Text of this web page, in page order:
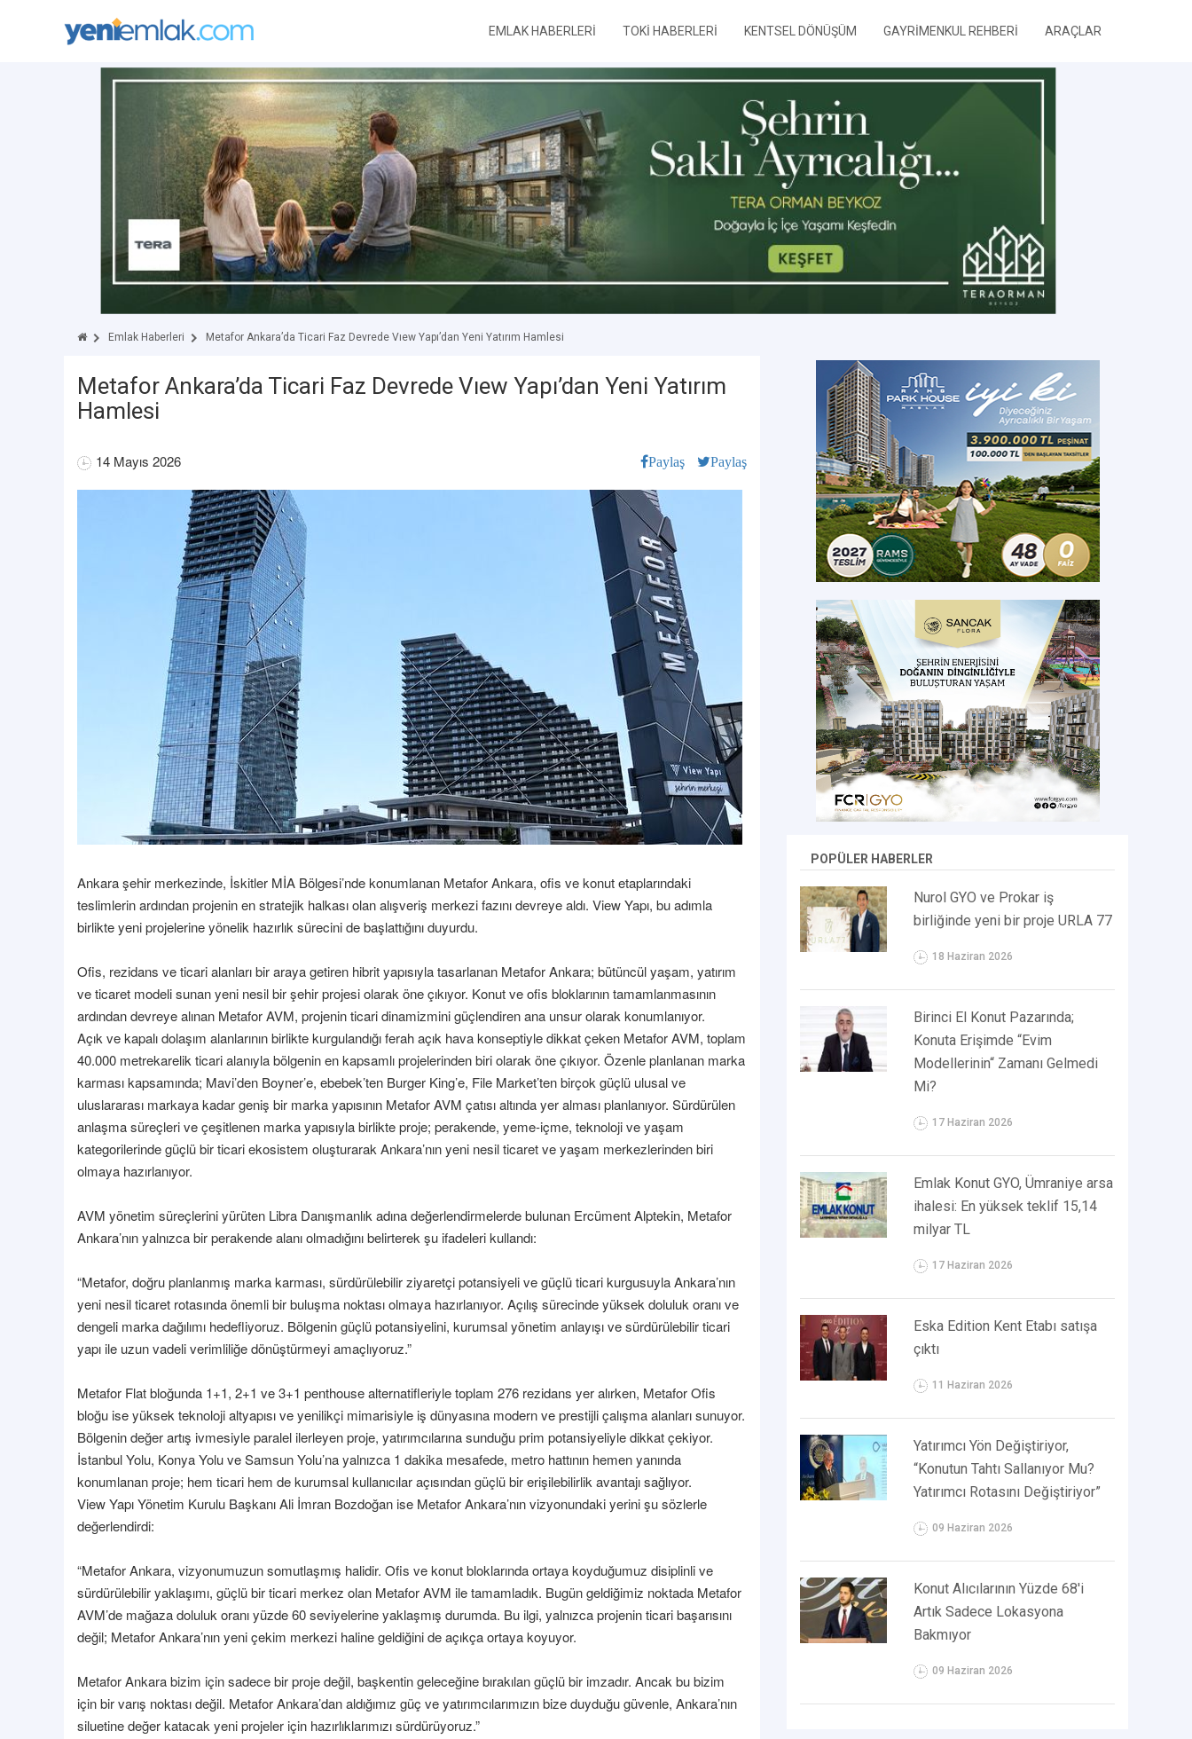
EMLAK HABERLERİ TOKİ HABERLERİ KENTSEL DÖNÜŞÜM GAYRİMENKUL REHBERİ ARAÇLAR
Emlak Haberleri Metafor Ankara’da Ticari Faz Devrede Vıew Yapı’dan Yeni Yatırım Hamlesi
Metafor Ankara’da Ticari Faz Devrede Vıew Yapı’dan Yeni Yatırım
Hamlesi
14 Mayıs 2026 Paylaş Paylaş
Ankara şehir merkezinde, İskitler MİA Bölgesi’nde konumlanan Metafor Ankara, ofis ve konut etaplarındaki
teslimlerin ardından projenin en stratejik halkası olan alışveriş merkezi fazını devreye aldı. View Yapı, bu adımla
birlikte yeni projelerine yönelik hazırlık sürecini de başlattığını duyurdu.
Ofis, rezidans ve ticari alanları bir araya getiren hibrit yapısıyla tasarlanan Metafor Ankara; bütüncül yaşam, yatırım
ve ticaret modeli sunan yeni nesil bir şehir projesi olarak öne çıkıyor. Konut ve ofis bloklarının tamamlanmasının
ardından devreye alınan Metafor AVM, projenin ticari dinamizmini güçlendiren ana unsur olarak konumlanıyor.
Açık ve kapalı dolaşım alanlarının birlikte kurgulandığı ferah açık hava konseptiyle dikkat çeken Metafor AVM, toplam
40.000 metrekarelik ticari alanıyla bölgenin en kapsamlı projelerinden biri olarak öne çıkıyor. Özenle planlanan marka
karması kapsamında; Mavi’den Boyner’e, ebebek’ten Burger King’e, File Market’ten birçok güçlü ulusal ve
uluslararası markaya kadar geniş bir marka yapısının Metafor AVM çatısı altında yer alması planlanıyor. Sürdürülen
anlaşma süreçleri ve çeşitlenen marka yapısıyla birlikte proje; perakende, yeme-içme, teknoloji ve yaşam
kategorilerinde güçlü bir ticari ekosistem oluşturarak Ankara’nın yeni nesil ticaret ve yaşam merkezlerinden biri
olmaya hazırlanıyor.
AVM yönetim süreçlerini yürüten Libra Danışmanlık adına değerlendirmelerde bulunan Ercüment Alptekin, Metafor
Ankara’nın yalnızca bir perakende alanı olmadığını belirterek şu ifadeleri kullandı:
“Metafor, doğru planlanmış marka karması, sürdürülebilir ziyaretçi potansiyeli ve güçlü ticari kurgusuyla Ankara’nın
yeni nesil ticaret rotasında önemli bir buluşma noktası olmaya hazırlanıyor. Açılış sürecinde yüksek doluluk oranı ve
dengeli marka dağılımı hedefliyoruz. Bölgenin güçlü potansiyelini, kurumsal yönetim anlayışı ve sürdürülebilir ticari
yapı ile uzun vadeli verimliliğe dönüştürmeyi amaçlıyoruz.”
Metafor Flat bloğunda 1+1, 2+1 ve 3+1 penthouse alternatifleriyle toplam 276 rezidans yer alırken, Metafor Ofis
bloğu ise yüksek teknoloji altyapısı ve yenilikçi mimarisiyle iş dünyasına modern ve prestijli çalışma alanları sunuyor.
Bölgenin değer artış ivmesiyle paralel ilerleyen proje, yatırımcılarına sunduğu prim potansiyeliyle dikkat çekiyor.
İstanbul Yolu, Konya Yolu ve Samsun Yolu’na yalnızca 1 dakika mesafede, metro hattının hemen yanında
konumlanan proje; hem ticari hem de kurumsal kullanıcılar açısından güçlü bir erişilebilirlik avantajı sağlıyor.
View Yapı Yönetim Kurulu Başkanı Ali İmran Bozdoğan ise Metafor Ankara’nın vizyonundaki yerini şu sözlerle
değerlendirdi:
“Metafor Ankara, vizyonumuzun somutlaşmış halidir. Ofis ve konut bloklarında ortaya koyduğumuz disiplinli ve
sürdürülebilir yaklaşımı, güçlü bir ticari merkez olan Metafor AVM ile tamamladık. Bugün geldiğimiz noktada Metafor
AVM’de mağaza doluluk oranı yüzde 60 seviyelerine yaklaşmış durumda. Bu ilgi, yalnızca projenin ticari başarısını
değil; Metafor Ankara’nın yeni çekim merkezi haline geldiğini de açıkça ortaya koyuyor.
Metafor Ankara bizim için sadece bir proje değil, başkentin geleceğine bırakılan güçlü bir imzadır. Ancak bu bizim
için bir varış noktası değil. Metafor Ankara’dan aldığımız güç ve yatırımcılarımızın bize duyduğu güvenle, Ankara’nın
siluetine değer katacak yeni projeler için hazırlıklarımızı sürdürüyoruz.”
POPÜLER HABERLER
Nurol GYO ve Prokar iş
birliğinde yeni bir proje URLA 77
18 Haziran 2026
Birinci El Konut Pazarında;
Konuta Erişimde “Evim
Modellerinin“ Zamanı Gelmedi
Mi?
17 Haziran 2026
Emlak Konut GYO, Ümraniye arsa
ihalesi: En yüksek teklif 15,14
milyar TL
17 Haziran 2026
Eska Edition Kent Etabı satışa
çıktı
11 Haziran 2026
Yatırımcı Yön Değiştiriyor,
“Konutun Tahtı Sallanıyor Mu?
Yatırımcı Rotasını Değiştiriyor”
09 Haziran 2026
Konut Alıcılarının Yüzde 68'i
Artık Sadece Lokasyona
Bakmıyor
09 Haziran 2026